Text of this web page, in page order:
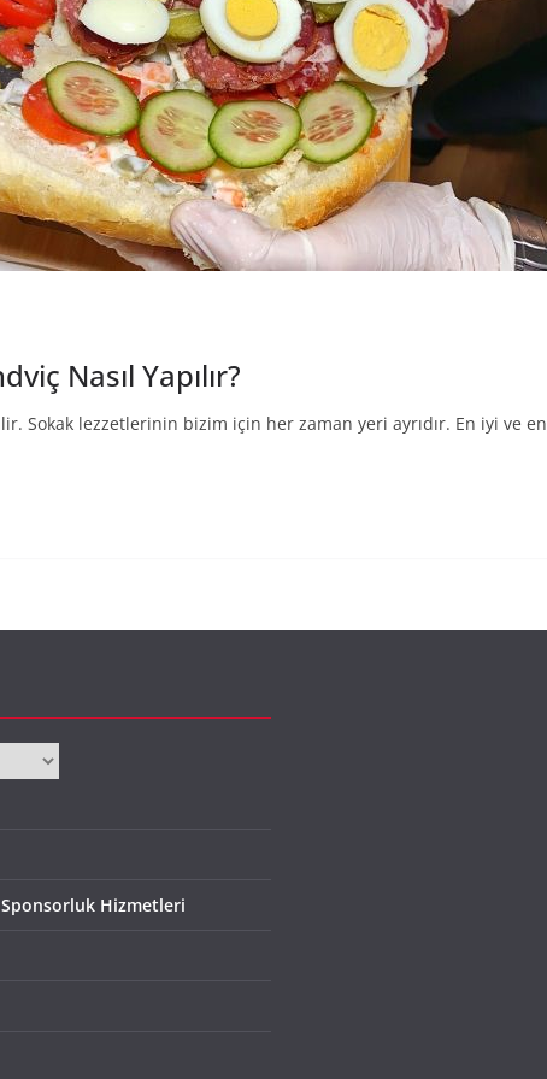
Nasıl Yapılır?
Sokak lezzetlerinin bizim için her zaman yeri ayrıdır. En iyi ve en
Hizmetleri